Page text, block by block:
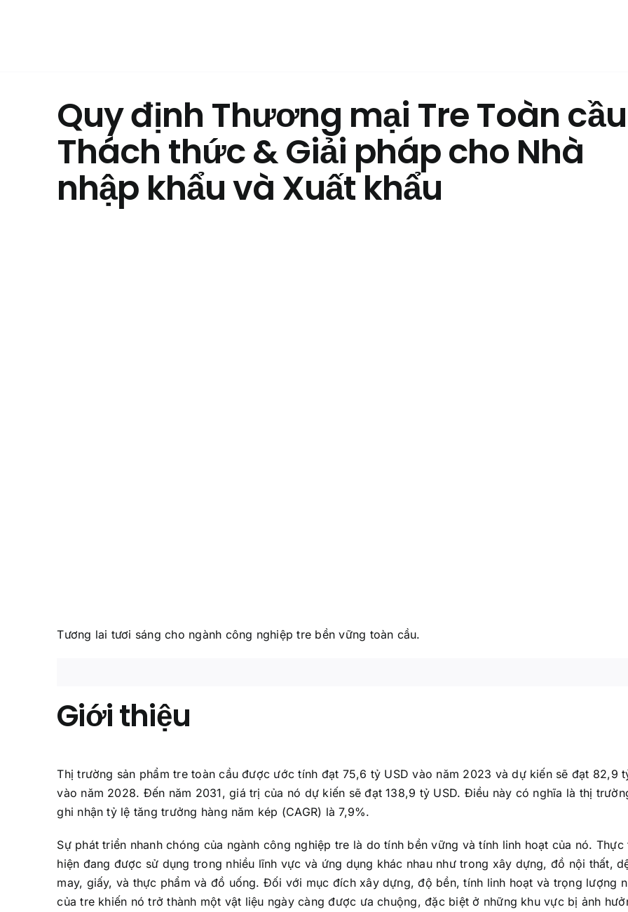
Quy định Thương mại Tre Toàn
Thách thức & Giải pháp cho Nhà
nhập khẩu và Xuất khẩu
Tương lai tươi sáng cho ngành công nghiệp tre bền vững toàn cầu.
Giới thiệu
Thị trường sản phẩm tre toàn cầu được ước tính đạt 75,6 tỷ USD vào năm 2023 và dự kiến sẽ đạt 82,9
vào năm 2028. Đến năm 2031, giá trị của nó dự kiến sẽ đạt 138,9 tỷ USD. Điều này có nghĩa là thị
ghi nhận tỷ lệ tăng trưởng hàng năm kép (CAGR) là 7,9%.
Sự phát triển nhanh chóng của ngành công nghiệp tre là do tính bền vững và tính linh hoạt của nó. Thực
hiện đang được sử dụng trong nhiều lĩnh vực và ứng dụng khác nhau như trong xây dựng, đồ nội thất,
may, giấy, và thực phẩm và đồ uống. Đối với mục đích xây dựng, độ bền, tính linh hoạt và trọng lượng
của tre khiến nó trở thành một vật liệu ngày càng được ưa chuộng, đặc biệt ở những khu vực bị ảnh